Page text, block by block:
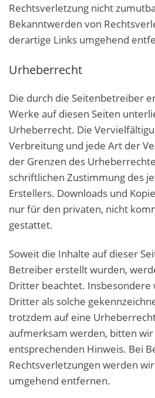
Rechtsverletzung nicht
Bekanntwerden von
derartige Links umgehend
Urheberrecht
Die durch die Seitenbetreiber
Werke auf diesen Seiten
Urheberrecht. Die
Verbreitung und jede Art der
der Grenzen des
schriftlichen Zustimmung des
Erstellers. Downloads und
nur für den privaten, nicht
gestattet.
Soweit die Inhalte auf dieser
Betreiber erstellt wurden,
Dritter beachtet. Insbesondere
Dritter als solche
trotzdem auf eine
aufmerksam werden, bitten
entsprechenden Hinweis. Bei
Rechtsverletzungen werden
umgehend entfernen.